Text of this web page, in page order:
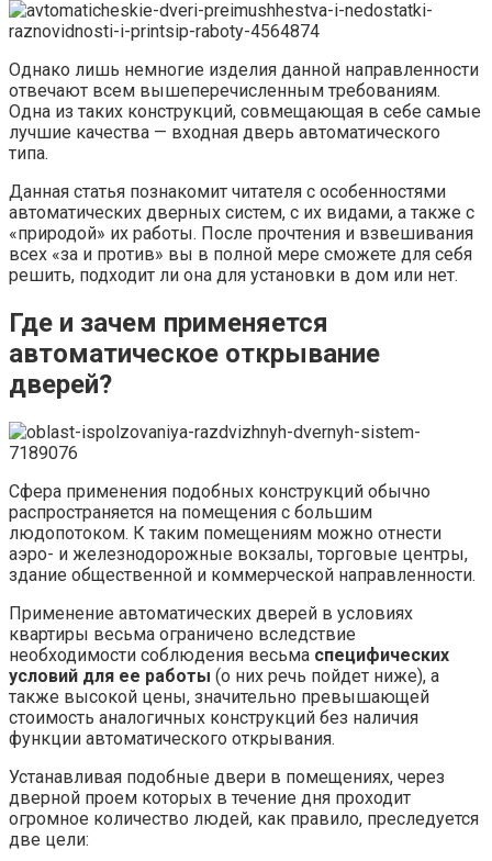
Однако лишь немногие изделия данной направленности
отвечают всем вышеперечисленным требованиям.
Одна из таких конструкций, совмещающая в себе самые
лучшие качества — входная дверь автоматического
типа.
Данная статья познакомит читателя с особенностями
автоматических дверных систем, с их видами, а также с
«природой» их работы. После прочтения и взвешивания
всех «за и против» вы в полной мере сможете для себя
решить, подходит ли она для установки в дом или нет.
Где и зачем применяется
автоматическое открывание
дверей?
Сфера применения подобных конструкций обычно
распространяется на помещения с большим
людопотоком. К таким помещениям можно отнести
аэро- и железнодорожные вокзалы, торговые центры,
здание общественной и коммерческой направленности.
Применение автоматических дверей в условиях
квартиры весьма ограничено вследствие
необходимости соблюдения весьма специфических
условий для ее работы (о них речь пойдет ниже), а
также высокой цены, значительно превышающей
стоимость аналогичных конструкций без наличия
функции автоматического открывания.
Устанавливая подобные двери в помещениях, через
дверной проем которых в течение дня проходит
огромное количество людей, как правило, преследуется
две цели: